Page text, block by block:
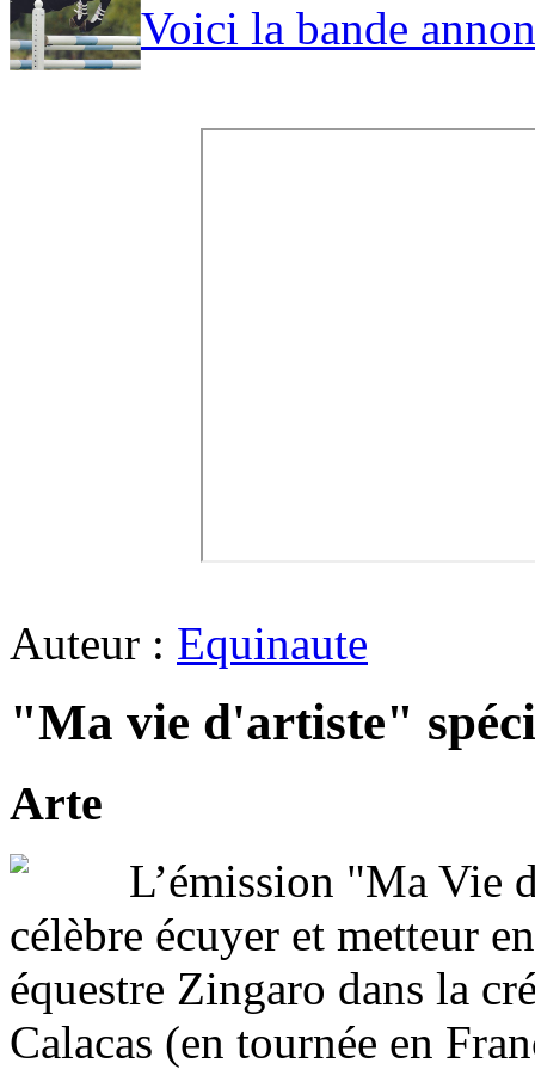
Voici la bande
Auteur : Equinaute
"Ma vie d'artiste"
Arte
L’émission "Ma Vie
célèbre écuyer et metteur
équestre Zingaro dans la
Calacas (en tournée en